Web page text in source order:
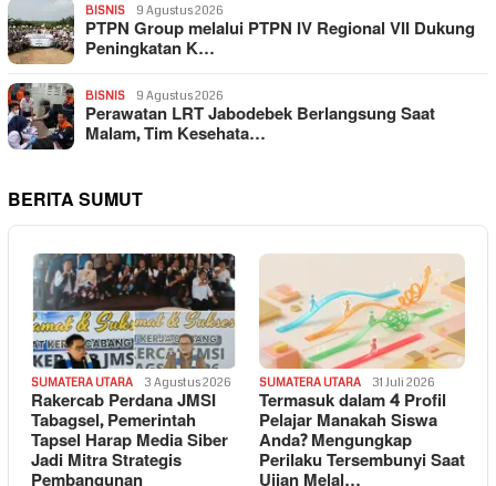
BISNIS 9 Agustus 2026
PTPN Group melalui PTPN IV Regional VII Dukung
Peningkatan K…
BISNIS 9 Agustus 2026
Perawatan LRT Jabodebek Berlangsung Saat
Malam, Tim Kesehata…
BERITA SUMUT
SUMATERA UTARA 3 Agustus 2026
Rakercab Perdana JMSI
Tabagsel, Pemerintah
Tapsel Harap Media Siber
Jadi Mitra Strategis
SUMATERA UTARA 31 Juli 2026
Termasuk dalam 4 Profil
Pelajar Manakah Siswa
Anda? Mengungkap
Perilaku Tersembunyi Saat